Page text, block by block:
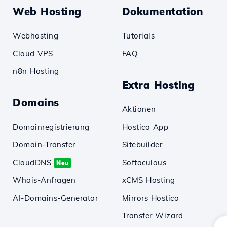
Web Hosting
Webhosting
Cloud VPS
n8n Hosting
Domains
Domainregistrierung
Domain-Transfer
CloudDNS
Neu
Whois-Anfragen
AI-Domains-Generator
Dokumentation
Tutorials
FAQ
Extra Hosting
Aktionen
Hostico App
Sitebuilder
Softaculous
xCMS Hosting
Mirrors Hostico
Transfer Wizard